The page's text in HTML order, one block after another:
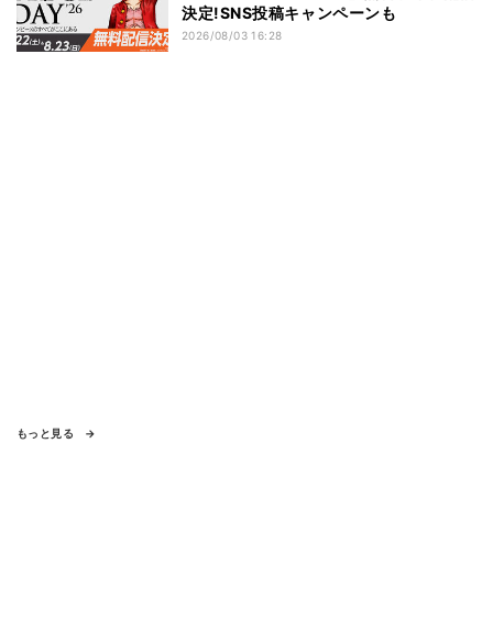
決定!SNS投稿キャンペーンも
2026/08/03 16:28
もっと見る